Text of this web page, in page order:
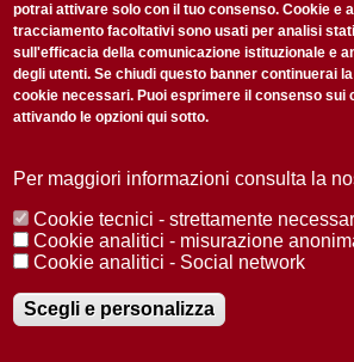
Accetto laPrivacy Policy
Redazione Copyright Privacy
Area
© 2025 Università di Padova
Registrazione presso il Tribunale di Padova n.
2012
potrai attivare solo con il tuo consenso. Cookie e
tracciamento facoltativi sono usati per analisi
sull'efficacia della comunicazione istituzionale e
degli utenti. Se chiudi questo banner continuerai
cookie necessari. Puoi esprimere il consenso sui
attivando le opzioni qui sotto.
Per maggiori informazioni consulta la
Cookie tecnici - strettamente
Cookie analitici - misurazione
Cookie analitici - Social network
Scegli e personalizza